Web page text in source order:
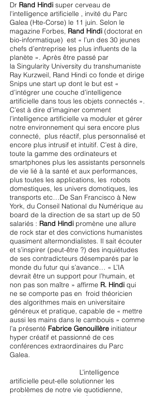
Dr Rand Hindi super cerveau de
l'intelligence artificielle , invité du Parc
Galea (Hte-Corse) le 11 juin. Selon le
magazine Forbes, Rand Hindi (doctorat en
bio-informatique) est « l’un des 30 jeunes
chefs d’entreprise les plus influents de la
planète ». Après être passé par
la Singularity University du transhumaniste
Ray Kurzweil, Rand Hindi co fonde et dirige
Snips une start up dont le but est «
d’intégrer une couche d’intelligence
artificielle dans tous les objets connectés ».
C’est à dire d’imaginer comment
l’intelligence artificielle va moduler et gérer
notre environnement qui sera encore plus
connecté, plus réactif, plus personnalisé et
encore plus intrusif et intuitif. C’est à dire,
toute la gamme des ordinateurs et
smartphones plus les assistants personnels
de vie lié à la santé et aux performances,
plus toutes les applications, les robots
domestiques, les univers domotiques, les
transports etc…De San Francisco à New
York, du Conseil National du Numérique au
board de la direction de sa start up de 50
salariés : Rand Hindi promène une allure
de rock star et des convictions humanistes
quasiment altermondialistes. Il sait écouter
et s’inspirer (peut-être ?) des inquiétudes
de ses contradicteurs désemparés par le
monde du futur qui s’avance… « L’IA
devrait être un support pour l’humain, et
non pas son maître » affirme R. Hindi qui
ne se comporte pas en froid théoricien
des algorithmes mais en universitaire
généreux et pratique, capable de « mettre
aussi les mains dans le cambouis » comme
l’a présenté Fabrice Genouillère initiateur
hyper créatif et passionné de ces
conférences extraordinaires du Parc
Galea.
L’intelligence
artificielle peut-elle solutionner les
problèmes de notre vie quotidienne,